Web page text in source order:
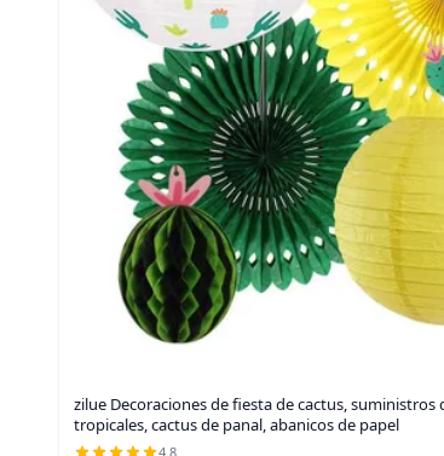
zilue Decoraciones de fiesta de cactus,
tropicales, cactus de panal, abanicos de papel
4.8